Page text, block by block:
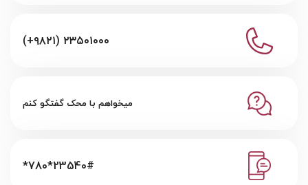
(+۹۸۲۱) ۲۳۵۰۱۰۰۰
میخواهم با محک گفتگو کنم
*780*23540#